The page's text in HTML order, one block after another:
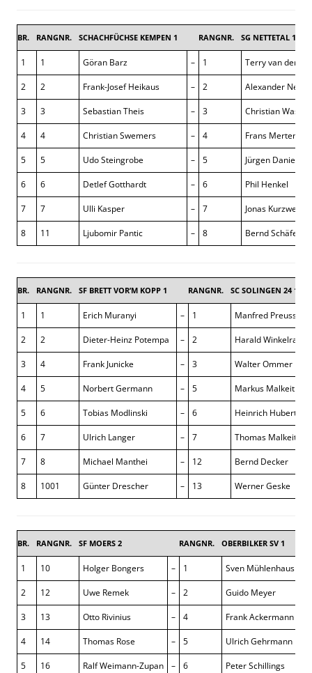
BR. RANGNR. SCHACHFÜCHSE KEMPEN 1 RANGNR. SG NETTETAL 1
1 1 Göran Barz – 1 Terry van der
2 2 Frank-Josef Heikaus – 2 Alexander Nent
3 3 Sebastian Theis – 3 Christian
4 4 Christian Swemers – 4 Frans Mertens
5 5 Udo Steingrobe – 5 Jürgen Daniel
6 6 Detlef Gotthardt – 6 Phil Henkel
7 7 Ulli Kasper – 7 Jonas Kurzweg
8 11 Ljubomir Pantic – 8 Bernd Schäfers
BR. RANGNR. SF BRETT VOR’M KOPP 1 RANGNR. SC SOLINGEN 24 1
1 1 Erich Muranyi – 1 Manfred Preuss
2 2 Dieter-Heinz Potempa – 2 Harald Winkelrath
3 4 Frank Junicke – 3 Walter Ommer
4 5 Norbert Germann – 5 Markus Malkeit
5 6 Tobias Modlinski – 6 Heinrich Hubert
6 7 Ulrich Langer – 7 Thomas Malkeit
7 8 Michael Manthei – 12 Bernd Decker
8 1001 Günter Drescher – 13 Werner Geske
BR. RANGNR. SF MOERS 2 RANGNR. OBERBILKER SV 1
1 10 Holger Bongers – 1 Sven Mühlenhaus
2 12 Uwe Remek – 2 Guido Meyer
3 13 Otto Rivinius – 4 Frank Ackermann
4 14 Thomas Rose – 5 Ulrich Gehrmann
5 16 Ralf Weimann-Zupan – 6 Peter Schillings